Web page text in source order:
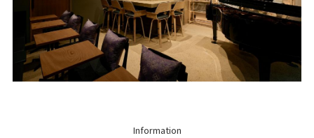
Information